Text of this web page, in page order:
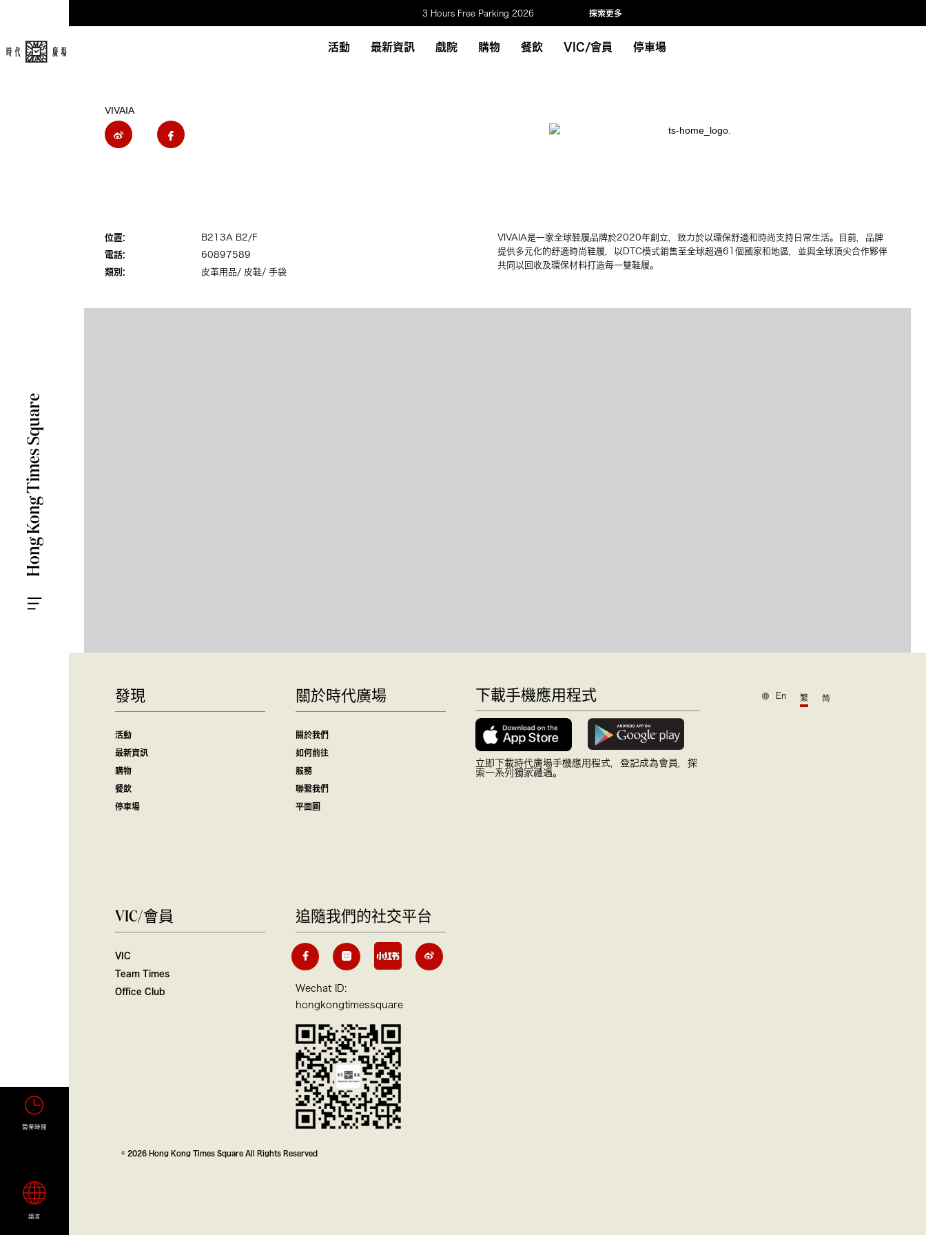
3 Hours Free Parking 2026 探索更多
活動 最新資訊 戲院 購物 餐飲 VIC/會員 停車場
營業時間
語言
VIVAIA
位置:
B213A B2/F
電話:
60897589
類別:
皮革用品/ 皮鞋/ 手袋
VIVAIA是一家全球鞋履品牌於2020年創立，致力於以環保舒適和時尚支持日常生活。目前，品牌
提供多元化的舒適時尚鞋履，以DTC模式銷售至全球超過61個國家和地區，並與全球頂尖合作夥伴
共同以回收及環保材料打造每一雙鞋履。
發現
活動
最新資訊
購物
餐飲
停車場
VIC/會員
VIC
Team Times
Office Club
關於時代廣場
關於我們
如何前往
服務
聯繫我們
平面圖
追隨我們的社交平台
Wechat ID:
hongkongtimessquare
下載手機應用程式
立即下載時代廣場手機應用程式，登記成為會員，探
索一系列獨家禮遇。
En 繁 简
© 2026 Hong Kong Times Square All Rights Reserved